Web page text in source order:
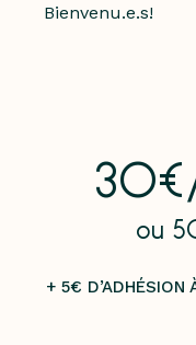
Bienvenu.e.s!
ou
+ 5€ D’ADHÉSION